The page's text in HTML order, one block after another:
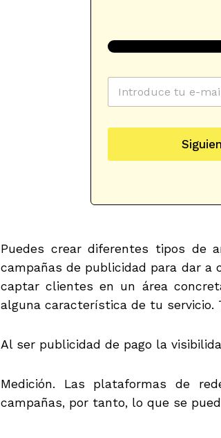
C
r
e
c
n
i
o
*
Puedes crear diferentes tipos de
campañas de publicidad para dar a
captar clientes en un área
alguna característica de tu servicio.
Al ser publicidad de pago la
Medición. Las plataformas de
campañas, por tanto, lo que se